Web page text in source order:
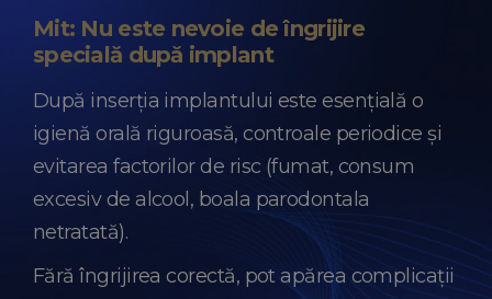
Mit: Nu este nevoie de îngrijire
specială după implant
După inserția implantului este esențială o
igienă orală riguroasă, controale periodice și
evitarea factorilor de risc (fumat, consum
excesiv de alcool, boala parodontala
netratată).
Fără îngrijirea corectă, pot apărea complicații